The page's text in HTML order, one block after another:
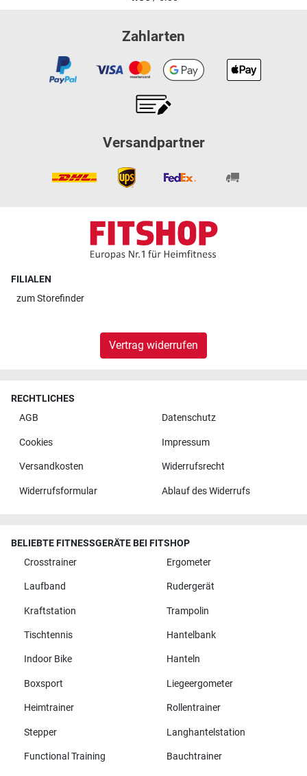
Zahlarten
Versandpartner
FILIALEN
zumStorefinder
Vertrag widerrufen
RECHTLICHES
AGB
Datenschutz
Cookies Impressum
Versandkosten Widerrufsrecht
Widerrufsformular Ablauf des Widerrufs
BELIEBTE FITNESSGERÄTE BEI FITSHOP
Crosstrainer
Ergometer
Laufband Rudergerät
Kraftstation Trampolin
Tischtennis Hantelbank
Indoor Bike Hanteln
Boxsport Liegeergometer
Heimtrainer Rollentrainer
Stepper Langhantelstation
Functional Training Bauchtrainer